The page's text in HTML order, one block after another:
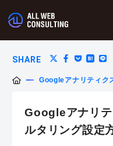
SHARE
Googleアナリティク
Googleアナリテ
ルタリング設定